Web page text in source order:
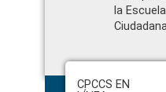
la
CPCCS EN